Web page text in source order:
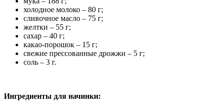
холодное молоко – 80 г;
сливочное масло – 75 г;
желтки – 55 г;
сахар – 40 г;
какао-порошок – 15 г;
свежие прессованные дрожжи – 5 г;
соль – 3 г.
Ингредиенты для начинки: